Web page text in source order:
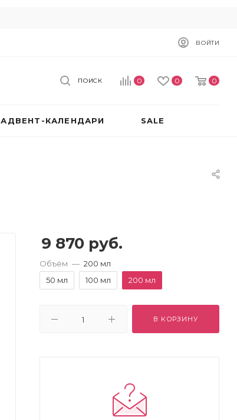
ВОЙТИ
0 0 0
ПОИСК
АДВЕНТ-КАЛЕНДАРИ SALE
9 870 руб.
Объём — 200 мл
50 мл
100 мл 200 мл
В КОРЗИНУ